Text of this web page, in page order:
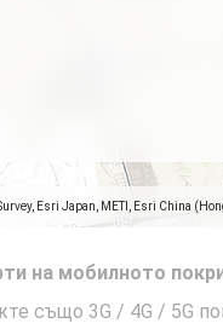
Esri Japan, METI, Esri China
на мобилното
също 3G / 4G / 5G